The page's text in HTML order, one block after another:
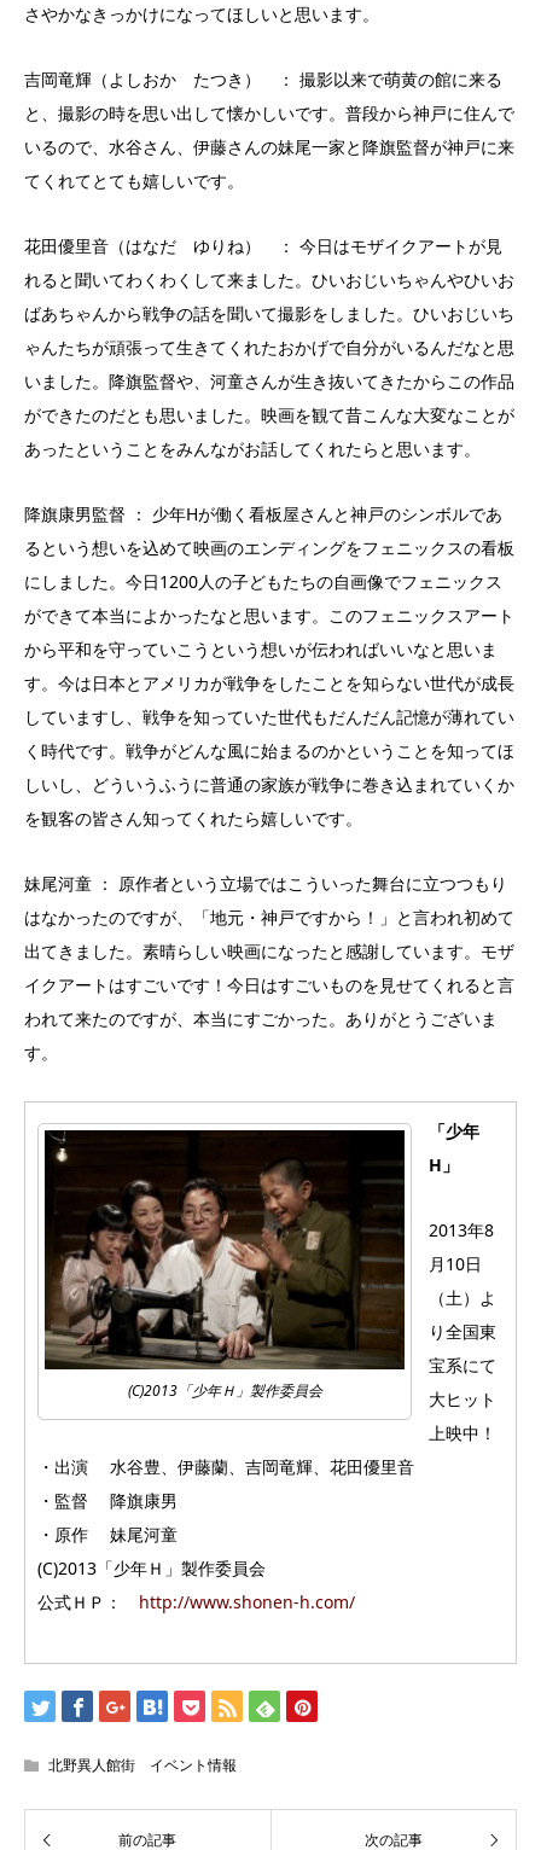
さやかなきっかけになってほしいと思います。
吉岡竜輝（よしおか たつき） ： 撮影以来で萌黄の館に来る
と、撮影の時を思い出して懐かしいです。普段から神戸に住んで
いるので、水谷さん、伊藤さんの妹尾一家と降旗監督が神戸に来
てくれてとても嬉しいです。
花田優里音（はなだ ゆりね） ： 今日はモザイクアートが見
れると聞いてわくわくして来ました。ひいおじいちゃんやひいお
ばあちゃんから戦争の話を聞いて撮影をしました。ひいおじいち
ゃんたちが頑張って生きてくれたおかげで自分がいるんだなと思
いました。降旗監督や、河童さんが生き抜いてきたからこの作品
ができたのだとも思いました。映画を観て昔こんな大変なことが
あったということをみんながお話してくれたらと思います。
降旗康男監督 ： 少年Hが働く看板屋さんと神戸のシンボルであ
るという想いを込めて映画のエンディングをフェニックスの看板
にしました。今日1200人の子どもたちの自画像でフェニックス
ができて本当によかったなと思います。このフェニックスアート
から平和を守っていこうという想いが伝わればいいなと思いま
す。今は日本とアメリカが戦争をしたことを知らない世代が成長
していますし、戦争を知っていた世代もだんだん記憶が薄れてい
く時代です。戦争がどんな風に始まるのかということを知ってほ
しいし、どういうふうに普通の家族が戦争に巻き込まれていくか
を観客の皆さん知ってくれたら嬉しいです。
妹尾河童 ： 原作者という立場ではこういった舞台に立つつもり
はなかったのですが、「地元・神戸ですから！」と言われ初めて
出てきました。素晴らしい映画になったと感謝しています。モザ
イクアートはすごいです！今日はすごいものを見せてくれると言
われて来たのですが、本当にすごかった。ありがとうございま
す。
(C)2013「少年Ｈ」製作委員会
「少年
H」
2013年8
月10日
（土）よ
り全国東
宝系にて
大ヒット
上映中！
・出演 水谷豊、伊藤蘭、吉岡竜輝、花田優里音
・監督 降旗康男
・原作 妹尾河童
(C)2013「少年Ｈ」製作委員会
公式ＨＰ： http://www.shonen-h.com/
北野異人館街 イベント情報